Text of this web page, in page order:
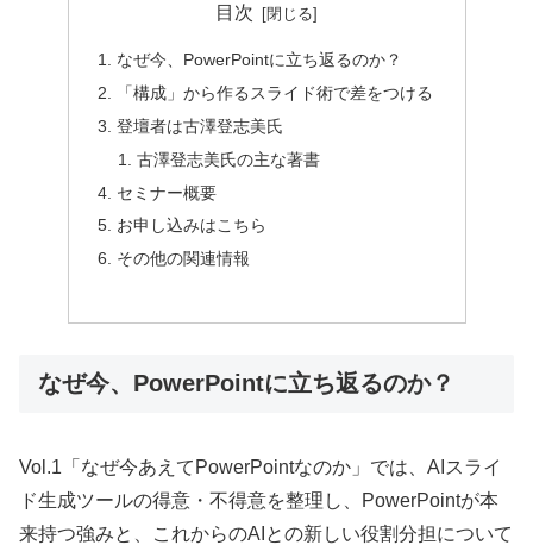
目次
なぜ今、PowerPointに立ち返るのか？
「構成」から作るスライド術で差をつける
登壇者は古澤登志美氏
古澤登志美氏の主な著書
セミナー概要
お申し込みはこちら
その他の関連情報
なぜ今、PowerPointに立ち返るのか？
Vol.1「なぜ今あえてPowerPointなのか」では、AIスライ
ド生成ツールの得意・不得意を整理し、PowerPointが本
来持つ強みと、これからのAIとの新しい役割分担について